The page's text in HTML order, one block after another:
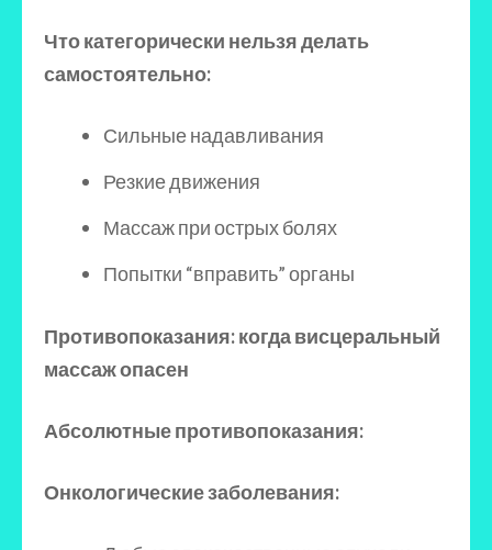
Что категорически нельзя делать
самостоятельно:
Сильные надавливания
Резкие движения
Массаж при острых болях
Попытки “вправить” органы
Противопоказания: когда висцеральный
массаж опасен
Абсолютные противопоказания:
Онкологические заболевания: